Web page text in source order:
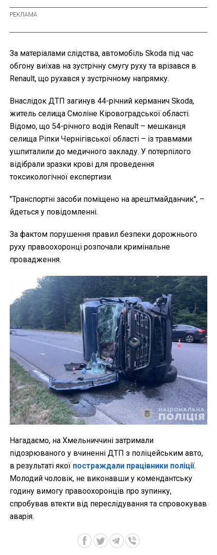
За матеріалами слідства, автомобіль Skoda під час
обгону виїхав на зустрічну смугу руху та врізався в
Renault, що рухався у зустрічному напрямку.
Внаслідок ДТП загинув 44-річний керманич Skoda,
житель селища Смоліне Кіровоградської області.
Відомо, що 54-річного водія Renault – мешканця
селища Ріпки Чернігівської області – із травмами
ушпиталили до медичного закладу. У потерпілого
відібрали зразки крові для проведення
токсикологічної експертизи.
"Транспортні засоби поміщено на арештмайданчик", –
йдеться у повідомленні.
За фактом порушення правил безпеки дорожнього
руху правоохоронці розпочали кримінальне
провадження.
Нагадаємо, на Хмельниччині затримали
підозрюваного у вчиненні ДТП з поліцейським авто,
в результаті якої постраждали працівники поліції.
Молодий чоловік, не виконавши у комендантську
годину вимогу правоохоронців про зупинку,
спробував втекти від переслідування та спровокував
аварія.